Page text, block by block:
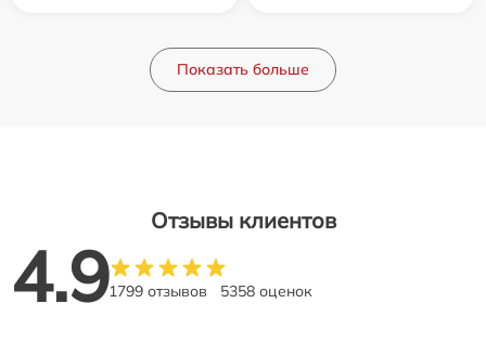
Показать больше
Отзывы клиентов
4.91799 отзывов 5358 оценок